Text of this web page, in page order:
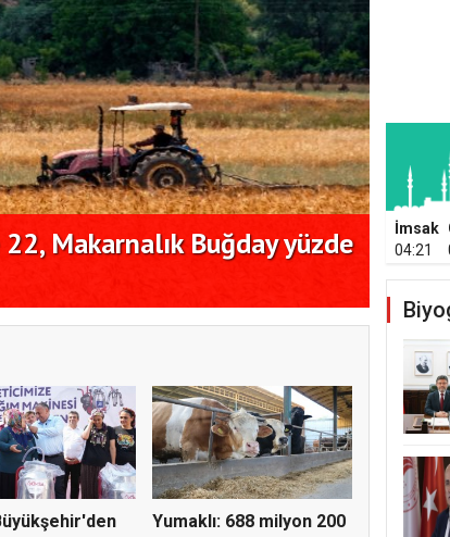
Makarnalık Buğday yüzde
Yumaklı: 688 milyon 200
İmsak
04:21